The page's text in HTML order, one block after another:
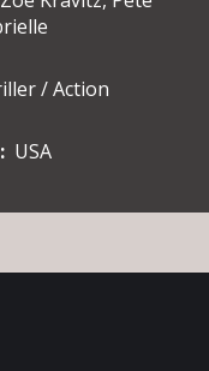
/ Action
USA